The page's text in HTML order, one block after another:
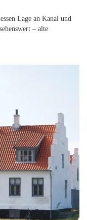
Lage an Kanal und
– alte